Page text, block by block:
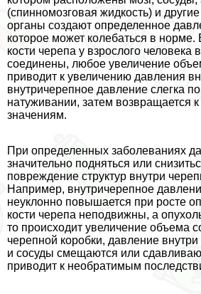
(спинномозговая жидкость) и
органы создают определенное
которое может колeбaться в норме.
кости черепа у взрослого
соединены, любое увеличение
приводит к увеличению давления
внутричерепное давление слегка
натуживании, затем возвращается
значениям.
При определенных заболеваниях
значительно подняться или
повреждение структур внутри
Например, внутричерепное
неуклонно повышается при росте
кости черепа неподвижны, а
то происходит увеличение объема
черепной коробки, давление внутри
и сосуды смещаются или
приводит к необратимым